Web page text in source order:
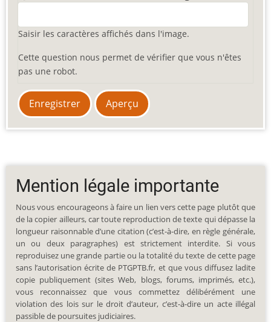
Saisir les caractères affichés dans l'image.
Cette question nous permet de vérifier que vous n'êtes
pas une robot.
Mention légale importante
Nous vous encourageons à faire un lien vers cette page plutôt que
de la copier ailleurs, car toute reproduction de texte qui dépasse la
longueur raisonnable d’une citation (c’est-à-dire, en règle générale,
un ou deux paragraphes) est strictement interdite. Si vous
reproduisez une grande partie ou la totalité du texte de cette page
sans l’autorisation écrite de PTGPTB.fr, et que vous diffusez ladite
copie publiquement (sites Web, blogs, forums, imprimés, etc.),
vous reconnaissez que vous commettez délibérément une
violation des lois sur le droit d’auteur, c’est-à-dire un acte illégal
passible de poursuites judiciaires.